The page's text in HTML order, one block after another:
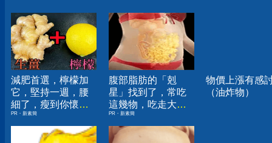
減肥首選，檸檬加
它，堅持一週，腰
細了，瘦到你懷疑
人生
PR・新素簡
腹部脂肪的「剋
星」找到了，常吃
這幾物，吃走大肚
囊，瘦出小蠻腰
PR・新素簡
物價上漲有感
（油炸物）